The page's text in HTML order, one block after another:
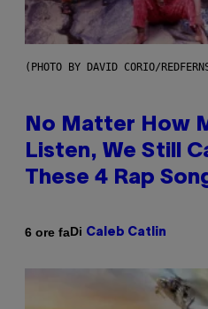
(PHOTO BY DAVID CORIO/
No Matter How
Listen, We Still
These 4 Rap
6 ore faDi Caleb Catlin